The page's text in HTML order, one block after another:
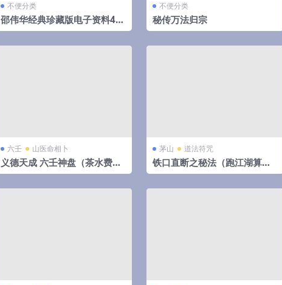
不便分类
邵伟华经典珍藏版电子资料42
部
不便分类
秘传万法归宗
六壬 山医命相卜
义德天成 六壬神盘（茶水费）
8集视频 百度云下载！
茅山 道法符咒
铁口直断之秘法（跑江湖算命
的民间秘法）